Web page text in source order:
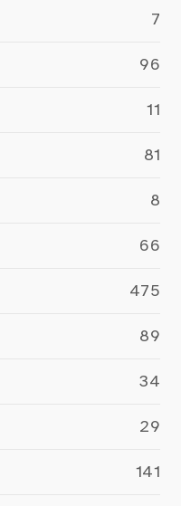
7
96
11
81
8
66
475
89
34
29
141